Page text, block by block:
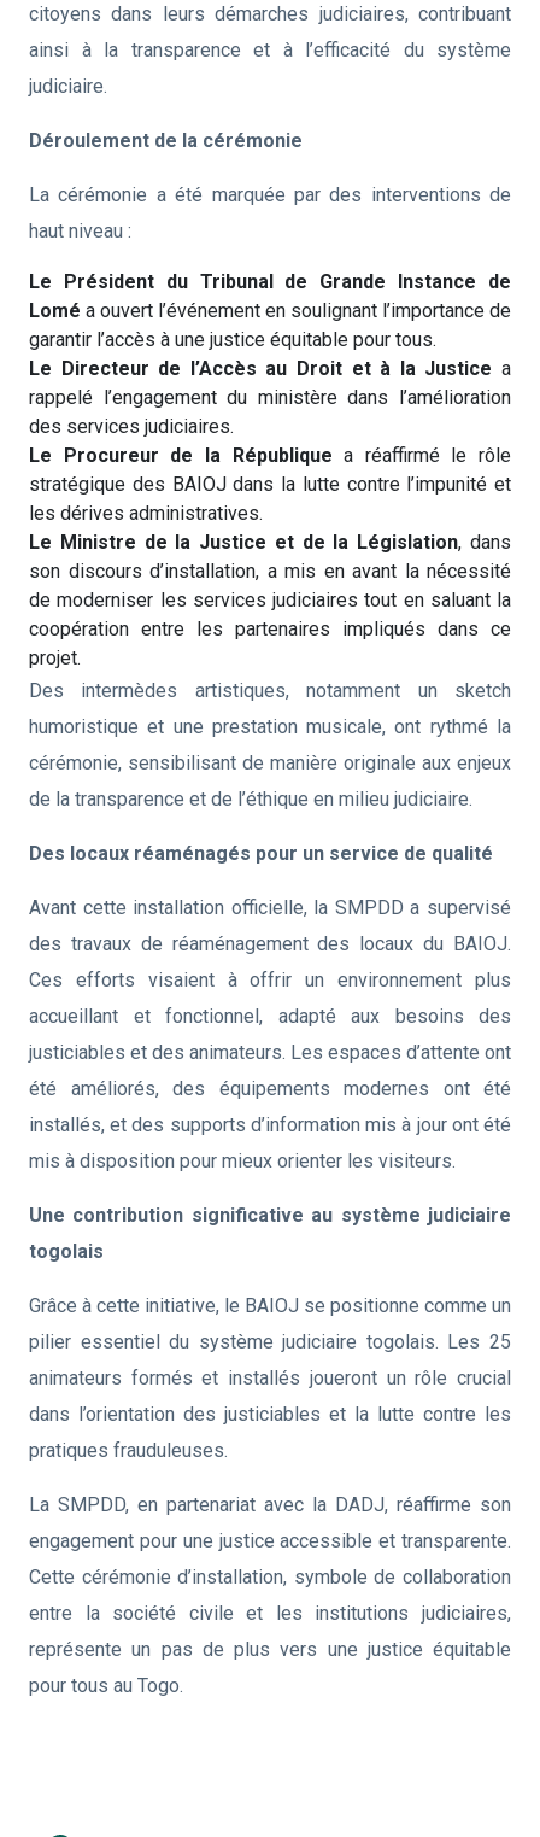
citoyens dans leurs démarches judiciaires, contribuant
ainsi à la transparence et à l’efficacité du système
judiciaire.
Déroulement de la cérémonie
La cérémonie a été marquée par des interventions de
haut niveau :
Le Président du Tribunal de Grande Instance de
Lomé a ouvert l’événement en soulignant l’importance de
garantir l’accès à une justice équitable pour tous.
Le Directeur de l’Accès au Droit et à la Justice a
rappelé l’engagement du ministère dans l’amélioration
des services judiciaires.
Le Procureur de la République a réaffirmé le rôle
stratégique des BAIOJ dans la lutte contre l’impunité et
les dérives administratives.
Le Ministre de la Justice et de la Législation, dans
son discours d’installation, a mis en avant la nécessité
de moderniser les services judiciaires tout en saluant la
coopération entre les partenaires impliqués dans ce
projet.
Des intermèdes artistiques, notamment un sketch
humoristique et une prestation musicale, ont rythmé la
cérémonie, sensibilisant de manière originale aux enjeux
de la transparence et de l’éthique en milieu judiciaire.
Des locaux réaménagés pour un service de qualité
Avant cette installation officielle, la SMPDD a supervisé
des travaux de réaménagement des locaux du BAIOJ.
Ces efforts visaient à offrir un environnement plus
accueillant et fonctionnel, adapté aux besoins des
justiciables et des animateurs. Les espaces d’attente ont
été améliorés, des équipements modernes ont été
installés, et des supports d’information mis à jour ont été
mis à disposition pour mieux orienter les visiteurs.
Une contribution significative au système judiciaire
togolais
Grâce à cette initiative, le BAIOJ se positionne comme un
pilier essentiel du système judiciaire togolais. Les 25
animateurs formés et installés joueront un rôle crucial
dans l’orientation des justiciables et la lutte contre les
pratiques frauduleuses.
La SMPDD, en partenariat avec la DADJ, réaffirme son
engagement pour une justice accessible et transparente.
Cette cérémonie d’installation, symbole de collaboration
entre la société civile et les institutions judiciaires,
représente un pas de plus vers une justice équitable
pour tous au Togo.